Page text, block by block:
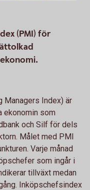
(PMI) för
Managers Index) är
ekonomin som
och Silf för dels
Målet med PMI
Varje månad
som ingår i
tillväxt medan
Inköpschefsindex